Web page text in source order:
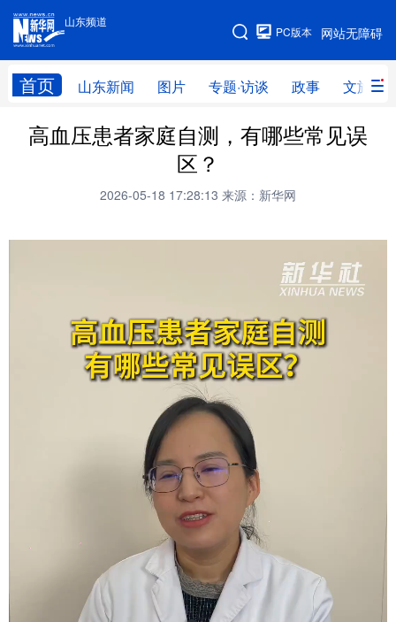
山东频道
网站无障碍
PC版本
首页 山东新闻 图片 专题·访谈 政事 文旅
手机版
网站地图
学习进行时 高层 时政 人事
全球连线
科技 科普 体育 文化
视频
图片 中央文件 金融 汽车
人居 信息化
彩票 娱乐
公益 书画
上市公司 投教基地
山东新闻 图片 专题·访谈
高血压患者家庭自测，有哪些常见误
区？
2026-05-18 17:28:13 来源：新华网